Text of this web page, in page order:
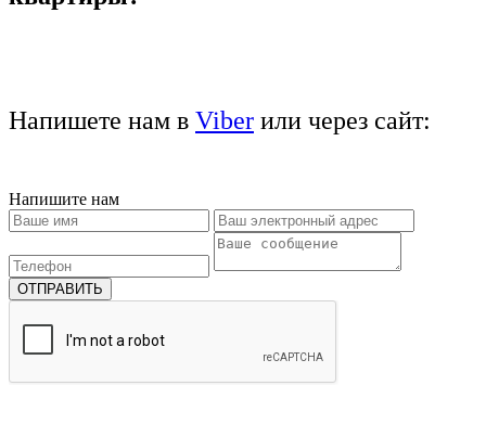
Напишете нам в Viber или через сайт:
Напишите нам